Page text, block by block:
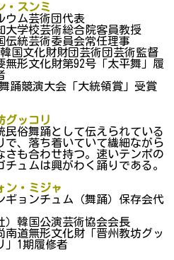
・スンミ
ウム芸術団代表
大学校芸術総合院客員教授
伝統芸術委員会常任理事
国文化財財団芸術団芸術監督
無形文化財第92号「太平舞」履
踊競演大会「大統領賞」受賞
グッコリ
民俗舞踊として伝えられている
で、落ち着いていて繊細ながら
さも合わせ持つ。速いテンポの
チュムは興がわく踊りである。
ン・ミジャ
ギョンチュム（舞踊）保存会代
）韓国公演芸術協会会長
南道無形文化財「晋州教坊グッ
」1期履修者